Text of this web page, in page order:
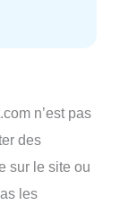
n’est pas
des
sur le site ou
les